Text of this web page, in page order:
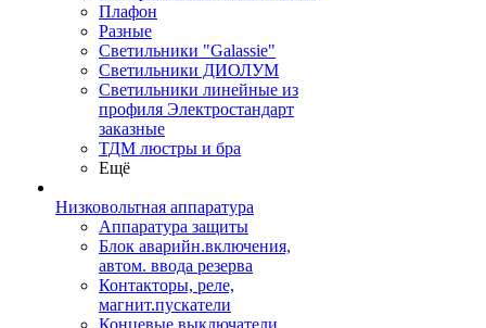
Плафон
Разные
Светильники "Galassie"
Светильники ДИОЛУМ
Светильники линейные из
профиля Электростандарт
заказные
ТДМ люстры и бра
Ещё
Низковольтная аппаратура
Аппаратура защиты
Блок аварийн.включения,
автом. ввода резерва
Контакторы, реле,
магнит.пускатели